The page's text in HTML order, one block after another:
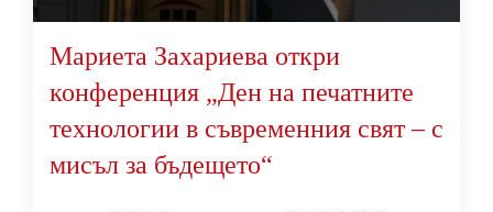
Мариета Захариева откри
конференция „Ден на печатните
технологии в съвременния свят – с
мисъл за бъдещето“